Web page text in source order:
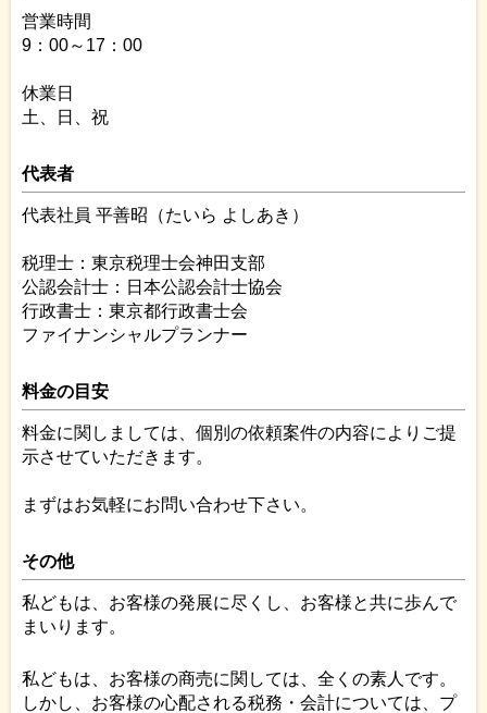
営業時間
9：00～17：00
休業日
土、日、祝
代表者
代表社員 平善昭（たいら よしあき）
税理士：東京税理士会神田支部
公認会計士：日本公認会計士協会
行政書士：東京都行政書士会
ファイナンシャルプランナー
料金の目安
料金に関しましては、個別の依頼案件の内容によりご提
示させていただきます。
まずはお気軽にお問い合わせ下さい。
その他
私どもは、お客様の発展に尽くし、お客様と共に歩んで
まいります。
私どもは、お客様の商売に関しては、全くの素人です。
しかし、お客様の心配される税務・会計については、プ